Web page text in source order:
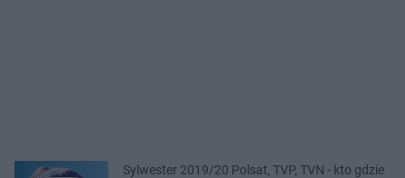
Sylwester 2019/20 Polsat, TVP, TVN - kto gdzie